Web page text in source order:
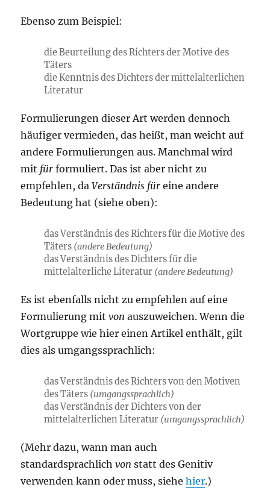
Ebenso zum Beispiel:
die Beurteilung des Richters der Motive des
Täters
die Kenntnis des Dichters der mittelalterlichen
Literatur
Formulierungen dieser Art werden dennoch
häufiger vermieden, das heißt, man weicht auf
andere Formulierungen aus. Manchmal wird
mit für formuliert. Das ist aber nicht zu
empfehlen, daVerständnis für eine andere
Bedeutung hat (siehe oben):
das Verständnis des Richters für die Motive des
Täters (andere Bedeutung)
das Verständnis des Dichters für die
mittelalterliche Literatur (andere Bedeutung)
Es ist ebenfalls nicht zu empfehlen auf eine
Formulierung mitvon auszuweichen. Wenn die
Wortgruppe wie hier einen Artikel enthält, gilt
dies als umgangssprachlich:
das Verständnis des Richters von den Motiven
des Täters (umgangssprachlich)
das Verständnis der Dichters von der
mittelalterlichen Literatur(umgangssprachlich)
(Mehr dazu, wann man auch
standardsprachlichvon statt des Genitiv
verwenden kann oder muss, siehehier.)